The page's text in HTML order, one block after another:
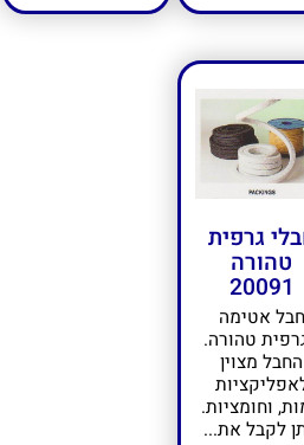
גרפית
טהורה
20091
חבל אטימה
טהורה.
החבל מצוין
וחומציות.
לקבל את...